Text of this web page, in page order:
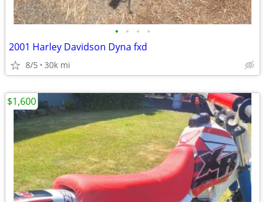
• • • •
2001 Harley Davidson Dyna fxd
8/5 30k mi
$1,600